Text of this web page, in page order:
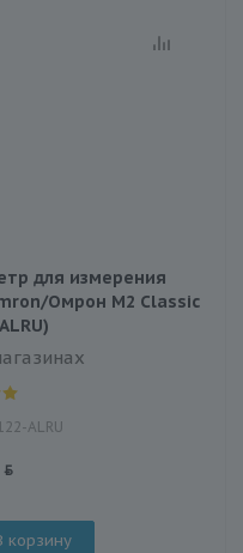
для измерения
Омрон M2 Classic
ALRU
корзину